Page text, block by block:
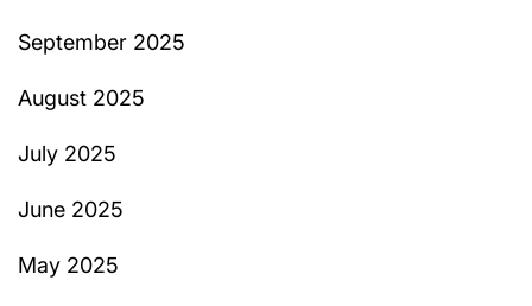
September 2025
August 2025
July 2025
June 2025
May 2025